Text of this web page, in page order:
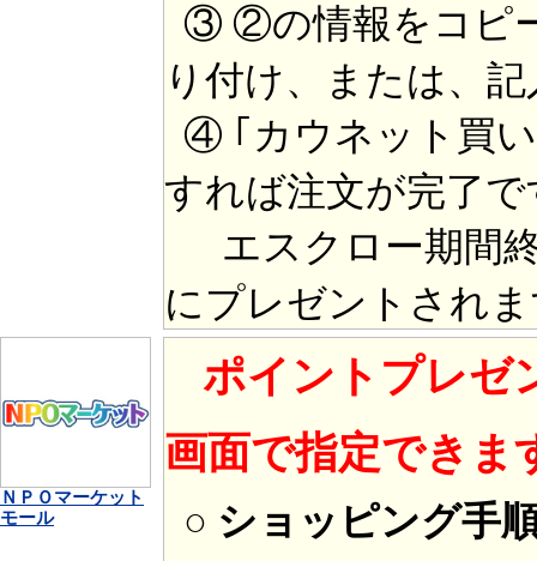
③ ②の情報をコピ
り付け、または、
④ ｢カウネット買
すれば注文が完了で
エスクロー期間
にプレゼントされ
ＮＰＯマーケット
モール
ポイントプレゼ
画面で指定できま
○ ショッピング手